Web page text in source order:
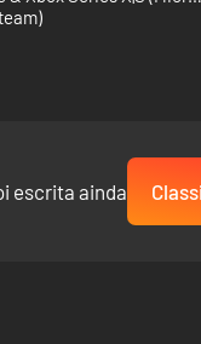
escrita ainda